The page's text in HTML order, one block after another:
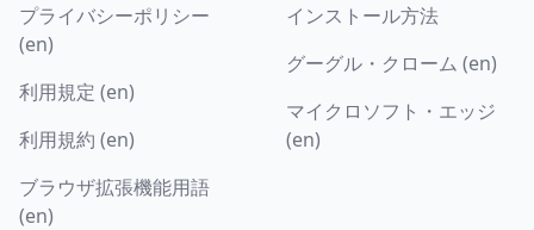
プライバシーポリシー
(en)
利用規定 (en)
利用規約 (en)
ブラウザ拡張機能用語
(en)
インストール方法
グーグル・クローム (en)
マイクロソフト・エッジ
(en)